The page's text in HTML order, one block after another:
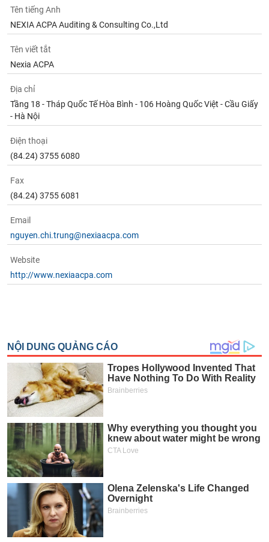
Tên tiếng Anh
NEXIA ACPA Auditing & Consulting Co.,Ltd
Tên viết tắt
Nexia ACPA
Địa chỉ
Tầng 18 - Tháp Quốc Tế Hòa Bình - 106 Hoàng Quốc Việt - Cầu Giấy
- Hà Nội
Điện thoại
(84.24) 3755 6080
Fax
(84.24) 3755 6081
Email
nguyen.chi.trung@nexiaacpa.com
Website
http://www.nexiaacpa.com
chính